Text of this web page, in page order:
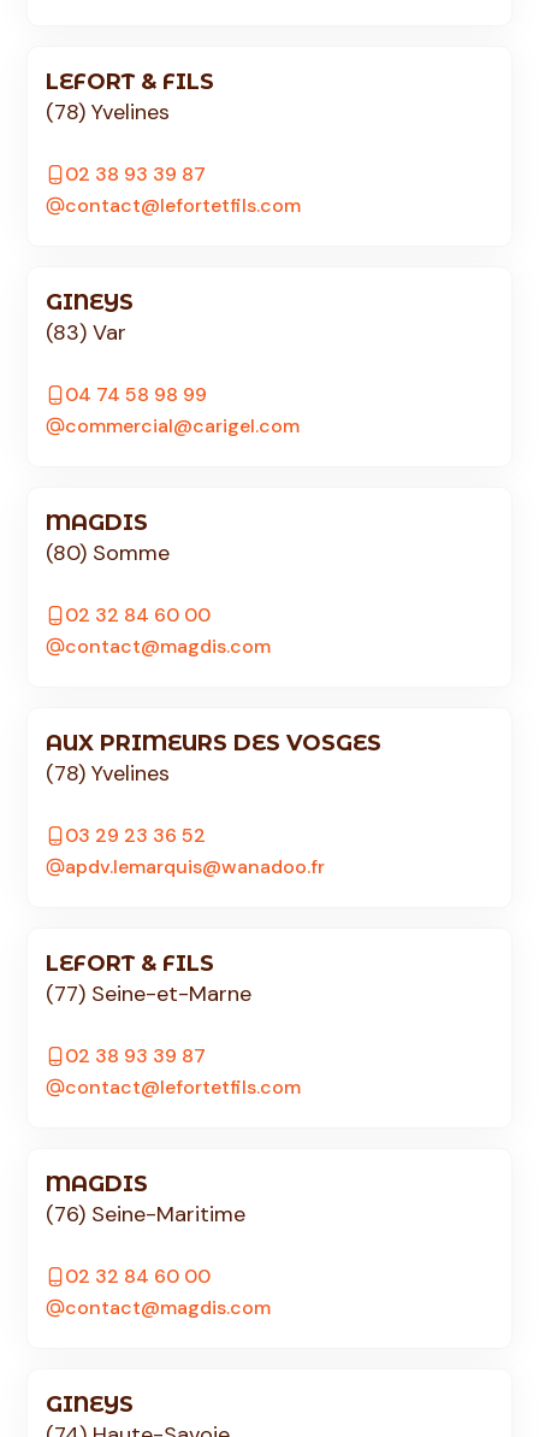
LEFORT & FILS
(78) Yvelines
02 38 93 39 87
contact@lefortetfils.com
GINEYS
(83) Var
04 74 58 98 99
commercial@carigel.com
MAGDIS
(80) Somme
02 32 84 60 00
contact@magdis.com
AUX PRIMEURS DES VOSGES
(78) Yvelines
03 29 23 36 52
apdv.lemarquis@wanadoo.fr
LEFORT & FILS
(77) Seine-et-Marne
02 38 93 39 87
contact@lefortetfils.com
MAGDIS
(76) Seine-Maritime
02 32 84 60 00
contact@magdis.com
GINEYS